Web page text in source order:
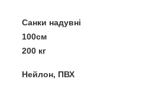
Санки надувні
100см
200 кг
Нейлон, ПВХ